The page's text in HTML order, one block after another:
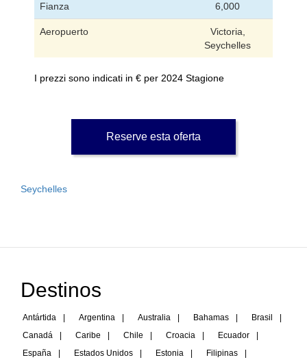
Fianza 6,000
Aeropuerto
Victoria,
Seychelles
I prezzi sono indicati in € per 2024 Stagione
Reserve esta oferta
Seychelles
Destinos
Antártida Argentina Australia Bahamas Brasil
Canadá
Caribe Chile Croacia Ecuador
España
Estados Unidos Estonia Filipinas